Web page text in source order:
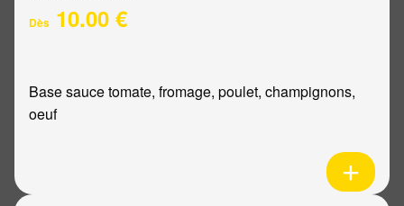
Dès 10.00 €
Base sauce tomate, fromage, poulet, champignons,
oeuf